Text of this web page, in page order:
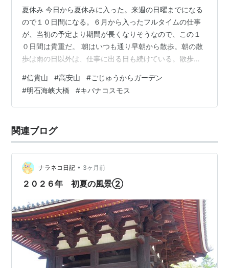
夏休み 今日から夏休みに入った。来週の日曜までになる
ので１０日間になる。６月から入ったフルタイムの仕事
が、当初の予定より期間が長くなりそうなので、この１
０日間は貴重だ。 朝はいつも通り早朝から散歩。朝の散
歩は雨の日以外は、仕事に出る日も続けている。散歩コ
花が彩っていた。 キョウチクトウとアサガオ 信貴山へ
昼前から、ちょっと歩こうと、信貴山の方に出かけた。
高安山のケーブル駅のあたりまでと思って歩く。のどか
北側からのハイキングコースを歩く。 この前来たのが５
月頃なのでほぼ３か月ぶりだ。途中の道の脇…
#信貴山 #高安山 #ごじゅうからガーデン
#明石海峡大橋 #キバナコスモス
関連ブログ
ナラネコ日記 • 3ヶ月前
２０２６年 初夏の風景②